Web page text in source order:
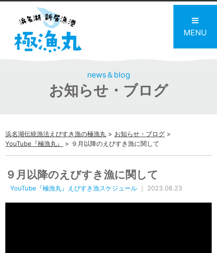
MENU
news＆blog
お知らせ・ブログ
浜名湖伝統漁法えびすき漁の極漁丸 > お知らせ・ブログ >
YouTube『極漁丸』
> ９月以降のえびすき漁に関して
９月以降のえびすき漁に関して
YouTube『極漁丸』えびすき漁スケジュール ｜ 2023.08.23